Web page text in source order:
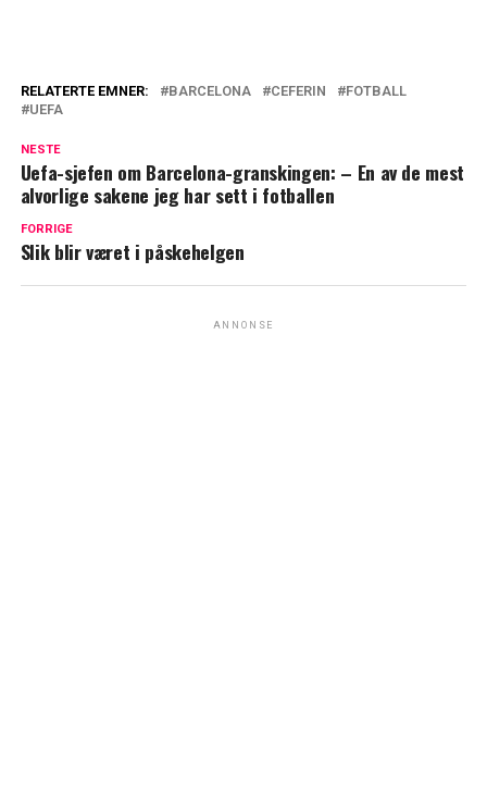
RELATERTE EMNER: BARCELONA CEFERIN
FOTBALL
UEFA
NESTE
Uefa-sjefen om Barcelona-granskingen: – En av de mest
alvorlige sakene jeg har sett i fotballen
FORRIGE
Slik blir været i påskehelgen
ANNONSE